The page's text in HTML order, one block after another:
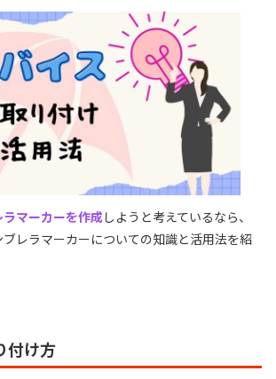
マーカーを作成しようと考えているなら、
レラマーカーについての知識と活用法を紹
付け方